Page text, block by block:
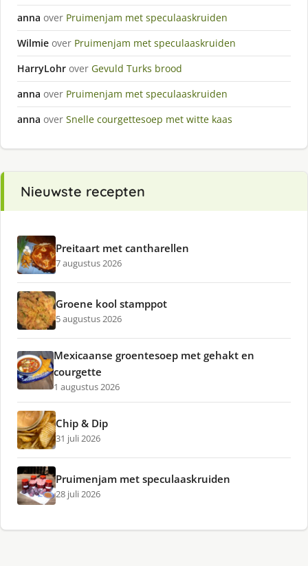
anna over Pruimenjam met speculaaskruiden
Wilmie over Pruimenjam met speculaaskruiden
HarryLohr over Gevuld Turks brood
anna over Pruimenjam met speculaaskruiden
anna over Snelle courgettesoep met witte kaas
Nieuwste recepten
Preitaart met cantharellen
7 augustus 2026
Groene kool stamppot
5 augustus 2026
Mexicaanse groentesoep met gehakt en
courgette
1 augustus 2026
Chip & Dip
31 juli 2026
Pruimenjam met speculaaskruiden
28 juli 2026